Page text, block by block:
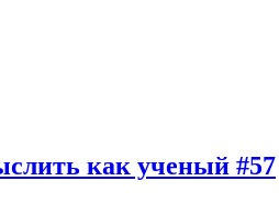
как ученый #57